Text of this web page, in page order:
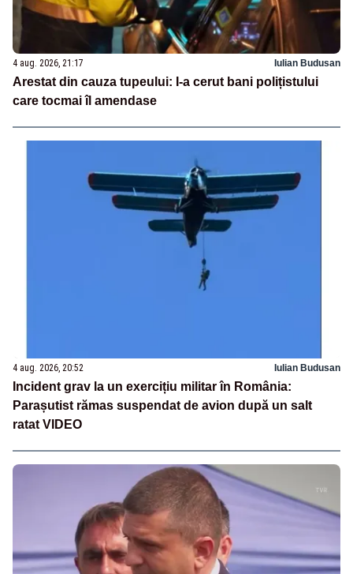
4 aug. 2026, 21:17 Iulian Budusan
Arestat din cauza tupeului: I-a cerut bani polițistului
care tocmai îl amendase
4 aug. 2026, 20:52 Iulian Budusan
Incident grav la un exercițiu militar în România:
Parașutist rămas suspendat de avion după un salt
ratat VIDEO